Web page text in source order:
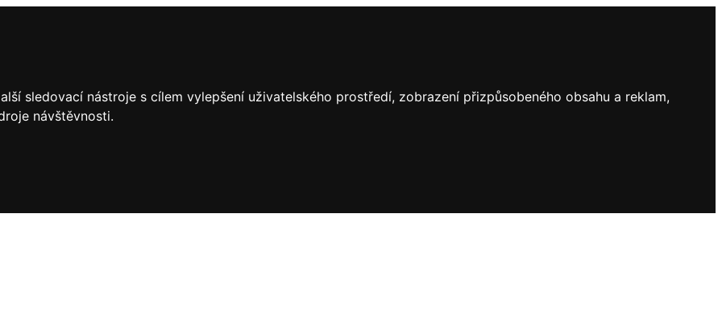
sledovací nástroje s cílem vylepšení uživatelského prostředí, zobrazení přizpůsobeného obsahu a reklam,
návštěvnosti.